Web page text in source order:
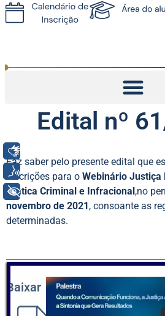
Edital nº
Faz saber pelo presente edital que
inscrições para o Webinário Justiça
Prática Criminal e Infracional ,no
novembro de 2021 , consoante as
determinadas.
Baixar
Voz
+ Acessibilidade